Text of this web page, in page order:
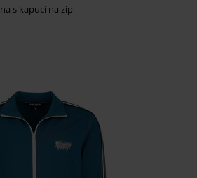
s kapucí na zip